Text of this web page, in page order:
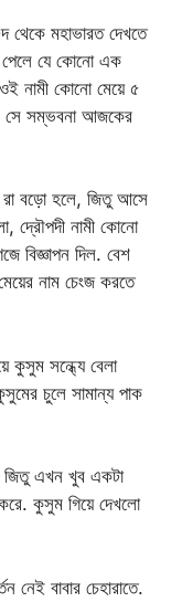
থেকে মহাভারত দেখতে
পেলে যে কোনো এক
নামী কোনো মেয়ে ৫
সে সম্ভবনা আজকের
রা বড়ো হলে, জিতু আসে
দ্রৌপদী নামী কোনো
বিজ্ঞাপন দিল. বেশ
নাম চেংজ করতে
কুসুম সন্ধ্যে বেলা
চুলে সামান্য পাক
জিতু এখন খুব একটা
করে. কুসুম গিয়ে দেখলো
বাবার চেহারাতে.